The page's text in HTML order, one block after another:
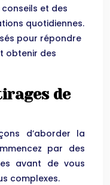
et des
quotidiennes.
pour répondre
obtenir des
de
d’aborder la
par des
avant de vous
complexes.